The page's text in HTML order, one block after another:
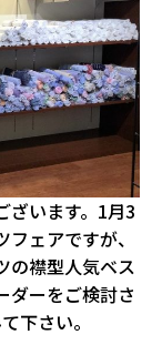
ざいます。1月3
ェアですが、
の襟型人気ベス
ダーをご検討さ
下さい。